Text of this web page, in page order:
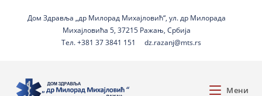
Дом Здравља „др Милорад Михајловић“, ул. др Милорада
Михајловића 5, 37215 Ражањ, Србија
Тел. +381 37 3841 151
dz.razanj@mts.rs
Мени